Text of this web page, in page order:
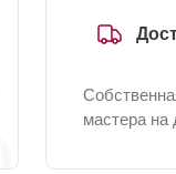
мастера